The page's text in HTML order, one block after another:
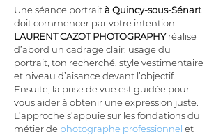
Une séance portrait à Quincy-sous-Sénart
doit commencer par votre intention.
LAURENT CAZOT PHOTOGRAPHY réalise
d’abord un cadrage clair: usage du
portrait, ton recherché, style vestimentaire
et niveau d’aisance devant l’objectif.
Ensuite, la prise de vue est guidée pour
vous aider à obtenir une expression juste.
L’approche s’appuie sur les fondations du
métier de photographe professionnel et